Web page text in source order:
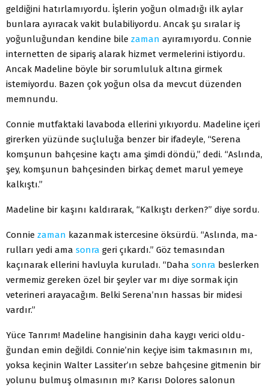
geldiğini hatırlamı­yordu. İşlerin yoğun olmadığı ilk aylar
bunlara ayıracak va­kit bulabiliyordu. Ancak şu sıralar iş
yoğunluğundan kendine bile zaman ayıramıyordu. Connie
internetten de sipariş alarak hizmet vermelerini istiyordu.
Ancak Madeline böyle bir so­rumluluk altına girmek
istemiyordu. Bazen çok yoğun olsa da mevcut düzenden
memnundu.
Connie mutfaktaki lavaboda ellerini yıkıyordu. Madeline içeri
girerken yüzünde suçluluğa benzer bir ifadeyle, “Serena
komşu­nun bahçesine kaçtı ama şimdi döndü,” dedi. “Aslında,
şey, kom­şunun bahçesinden birkaç demet marul yemeye
kalkıştı.”
Madeline bir kaşını kaldırarak, “Kalkıştı derken?” diye sordu.
Connie zaman kazanmak istercesine öksürdü. “Aslında, ma­
rulları yedi ama sonra geri çıkardı.” Göz temasından
kaçınarak ellerini havluyla kuruladı. “Daha sonra beslerken
vermemiz ge­reken özel bir şeyler var mı diye sormak için
veterineri arayaca­ğım. Belki Serena’nın hassas bir midesi
vardır.”
Yüce Tanrım! Madeline hangisinin daha kaygı verici oldu­
ğundan emin değildi. Connie’nin keçiye isim takmasının mı,
yoksa keçinin Walter Lassiter’ın sebze bahçesine gitmenin bir
yolunu bulmuş olmasının mı? Karısı Dolores salonun